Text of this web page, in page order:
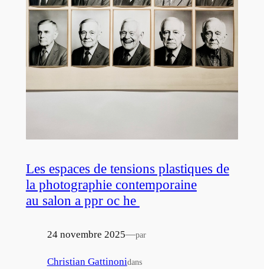
Les espaces de tensions plastiques de
la photographie contemporaine
au salon a ppr oc he
24 novembre 2025—par
Christian Gattinonidans